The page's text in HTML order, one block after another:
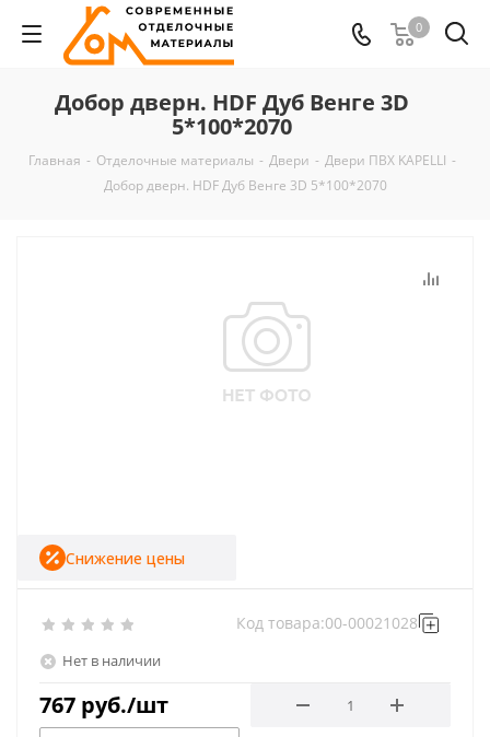
0
Добор дверн. HDF Дуб Венге 3D
5*100*2070
Главная - Отделочные материалы - Двери - Двери ПВХ KAPELLI -
Добор дверн. HDF Дуб Венге 3D 5*100*2070
Нет в наличии
Код товара:00-00021028
767 руб./шт
Снижение цены